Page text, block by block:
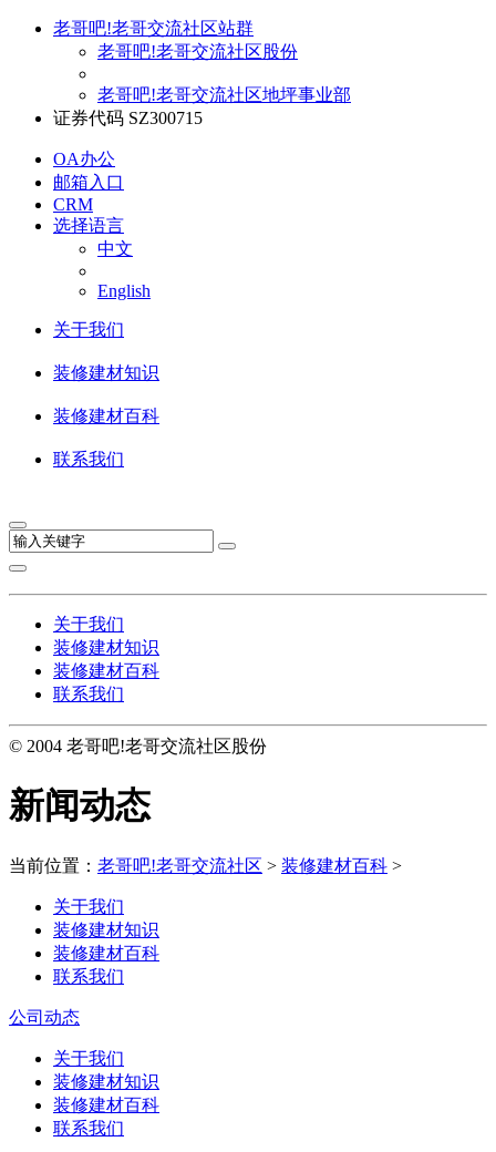
老哥吧!老哥交流社区站群
老哥吧!老哥交流社区股份
老哥吧!老哥交流社区地坪事业部
证券代码 SZ300715
OA办公
邮箱入口
CRM
选择语言
中文
English
关于我们
装修建材知识
装修建材百科
联系我们
关于我们
装修建材知识
装修建材百科
联系我们
© 2004 老哥吧!老哥交流社区股份
新闻动态
当前位置： 老哥吧!老哥交流社区 > 装修建材百科 >
关于我们
装修建材知识
装修建材百科
联系我们
公司动态
关于我们
装修建材知识
装修建材百科
联系我们